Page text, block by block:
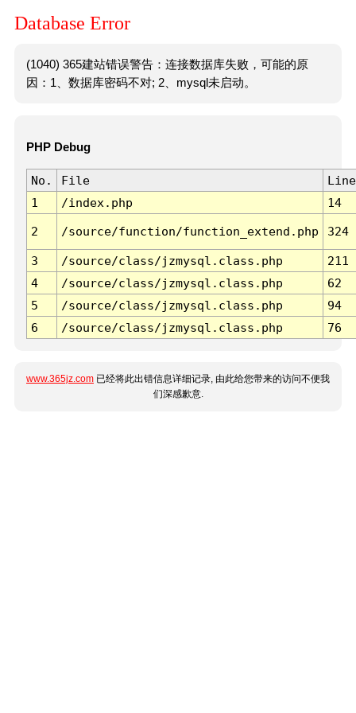
Database Error
(1040) 365建站错误警告：连接数据库失败，可能的原
因：1、数据库密码不对; 2、mysql未启动。
PHP Debug
No. File
Line
1
/index.php 14
2 /source/function/function_extend.php 324
3 /source/class/jzmysql.class.php
211
4
/source/class/jzmysql.class.php
62
5
/source/class/jzmysql.class.php
94
6
/source/class/jzmysql.class.php 76
www.365jz.com 已经将此出错信息详细记录, 由此给您带来的访问不便我
们深感歉意.